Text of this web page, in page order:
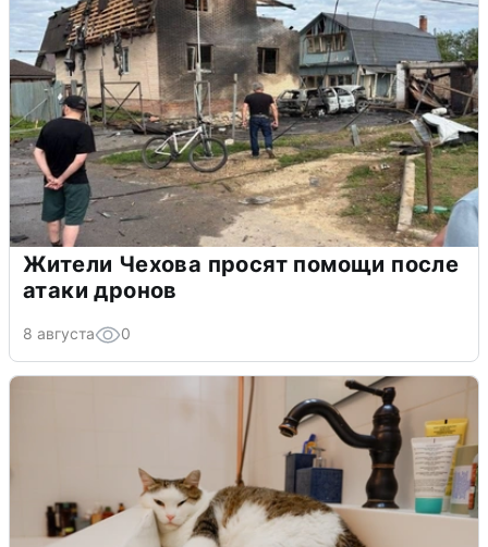
Жители Чехова просят помощи после
атаки дронов
8 августа 0